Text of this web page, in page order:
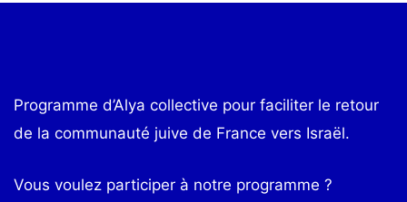
Programme d’Alya collective pour faciliter le retour
de la communauté juive de France vers Israël.
Vous voulez participer à notre programme ?